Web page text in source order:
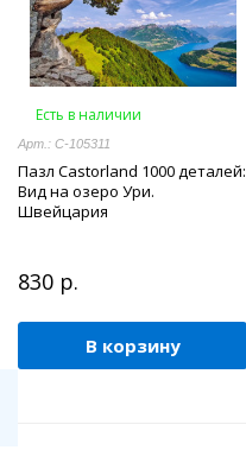
Есть в наличии
Арт.: C-105311
Пазл Castorland 1000 деталей:
Вид на озеро Ури.
Швейцария
830 р.
В корзину